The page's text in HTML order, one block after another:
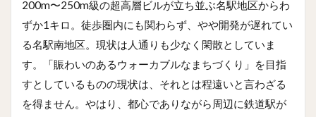
200m〜250m級の超高層ビルが立ち並ぶ名駅地区からわ
ずか1キロ。徒歩圏内にも関わらず、やや開発が遅れてい
る名駅南地区。現状は人通りも少なく閑散としていま
す。「賑わいのあるウォーカブルなまちづくり」を目指
すとしているものの現状は、それとは程遠いと言わざる
を得ません。やはり、都心でありながら周辺に鉄道駅が